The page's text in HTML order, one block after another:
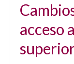
acceso